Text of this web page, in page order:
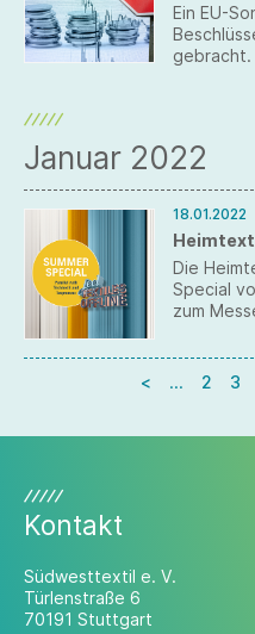
Ein EU-
gebracht.
für
Januar 2022
18.01.2022
Die
Special
zum
< … 2 3
Kontakt
Südwesttextil e. V.
Türlenstraße 6
70191 Stuttgart